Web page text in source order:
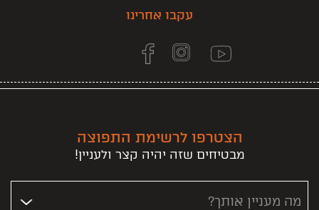
עקבו אחרינו
הצטרפו לרשימת התפוצה
מבטיחים שזה יהיה קצר ולעניין!
מה מעניין אותך?